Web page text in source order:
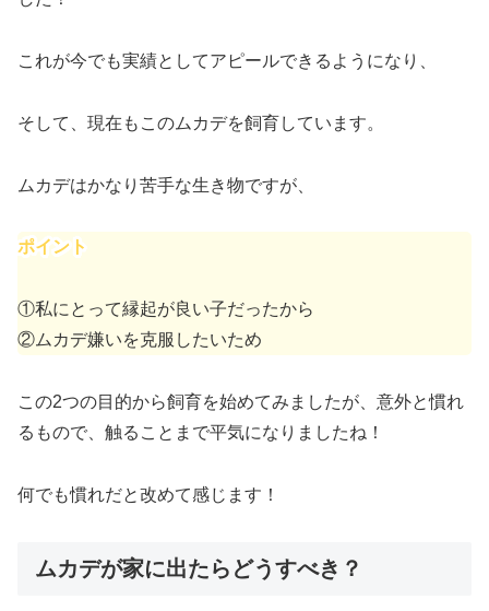
これが今でも実績としてアピールできるようになり、
そして、現在もこのムカデを飼育しています。
ムカデはかなり苦手な生き物ですが、
ポイント
①私にとって縁起が良い子だったから
②ムカデ嫌いを克服したいため
この2つの目的から飼育を始めてみましたが、意外と慣れ
るもので、触ることまで平気になりましたね！
何でも慣れだと改めて感じます！
ムカデが家に出たらどうすべき？